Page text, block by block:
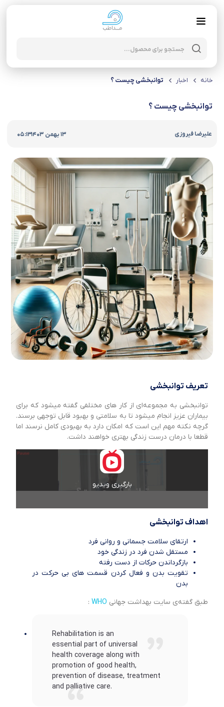
خانه اخبار توانبخشی چیست ؟
توانبخشی چیست ؟
علیرضا فیروزی 13 بهمن 1403 |
05:13
تعریف توانبخشی
توانبخشی به مجموعه‌ای از کار های مختلفی گفته میشود که برای
بیماران عزیز انجام میشود تا به سلامتی و بهبود قابل توجهی برسند.
گرچه نکته مهم این است که امکان دارد به بهبودی کامل نرسند اما
قطعا با درمان درست زندگی بهتری خواهند داشت.
بارگیری ویدیو
اهداف توانبخشی
ارتقای سلامت جسمانی و روانی فرد
مستقل شدن فرد در زندگی خود
بازگرداندن حرکات از دست رفته
تقویت بدن و فعال کردن قسمت های بی حرکت در
بدن
طبق گفته‌ی سایت بهداشت جهانی WHO
:
Rehabilitation is an
essential part of universal
health coverage along with
promotion of good health,
prevention of disease, treatment
and palliative care.